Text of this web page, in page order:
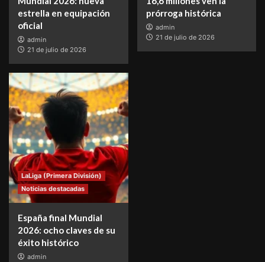
estrella en equipación
oficial
admin
21 de julio de 2026
prórroga histórica
admin
21 de julio de 2026
LaLiga (Primera División)
Noticias destacadas
España final Mundial
2026: ocho claves de su
éxito histórico
admin